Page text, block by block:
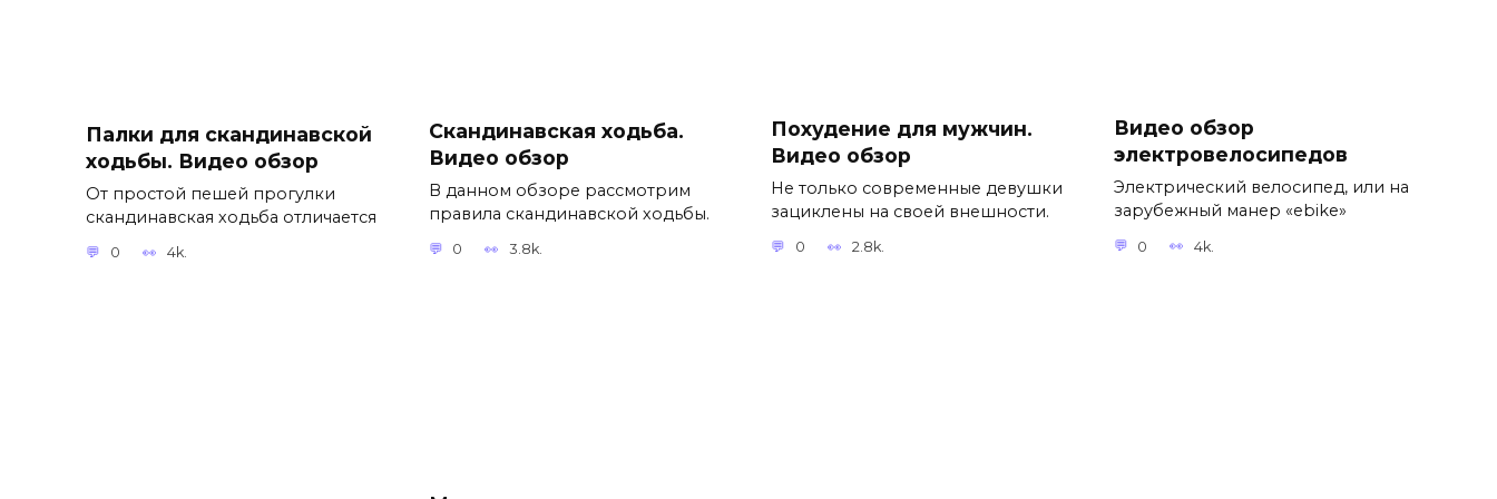
Палки для скандинавской
ходьбы. Видео обзор
От простой пешей прогулки
скандинавская ходьба отличается
0 4k.
Скандинавская ходьба.
Видео обзор
В данном обзоре рассмотрим
правила скандинавской ходьбы.
0 3.8k.
Похудение для мужчин.
Видео обзор
Не только современные девушки
зациклены на своей внешности.
0 2.8k.
Видео обзор
электровелосипедов
Электрический велосипед, или на
зарубежный манер «ebike»
0 4k.